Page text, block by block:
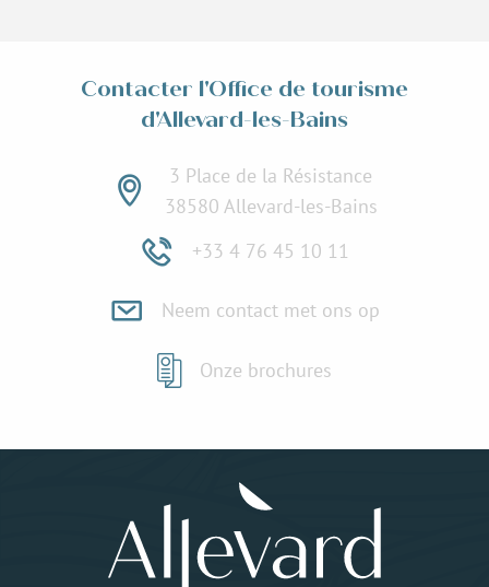
Contacter l'Office de tourisme
d'Allevard-les-Bains
3 Place de la Résistance
38580 Allevard-les-Bains
+33 4 76 45 10 11
Neem contact met ons op
Onze brochures